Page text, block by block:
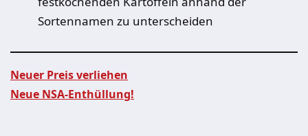
Sortennamen zu unterscheiden
Neuer Preis verliehen
Neue NSA-Enthüllung!